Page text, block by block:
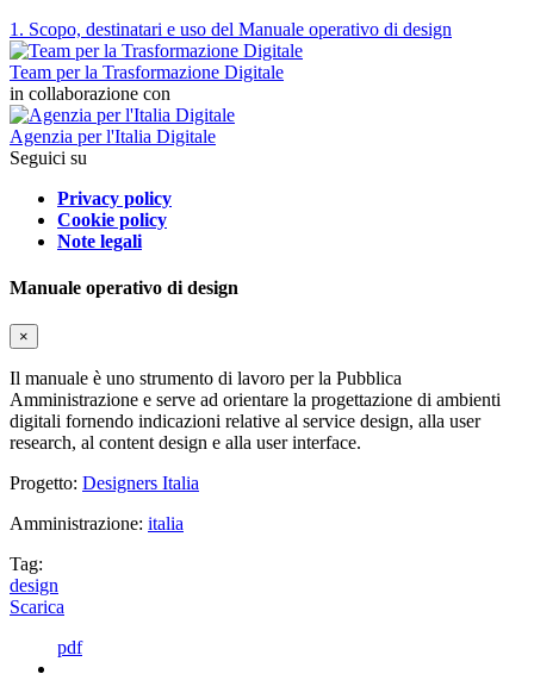
1. Scopo, destinatari e uso del Manuale operativo di design
Team per la Trasformazione Digitale
in collaborazione con
Agenzia per l'Italia Digitale
Seguici su
Privacy policy
Cookie policy
Note legali
Manuale operativo di design
×
Il manuale è uno strumento di lavoro per la Pubblica
Amministrazione e serve ad orientare la progettazione di ambienti
digitali fornendo indicazioni relative al service design, alla user
research, al content design e alla user interface.
Progetto: Designers Italia
Amministrazione: italia
Tag:
design
Scarica
pdf